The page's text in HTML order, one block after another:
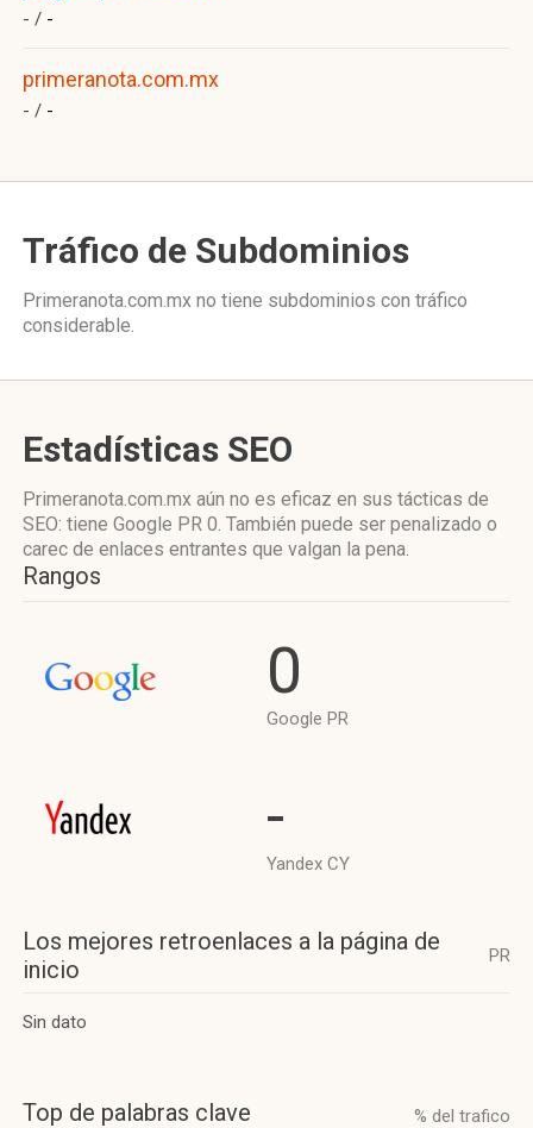
- / -
primeranota.com.mx
- / -
Tráfico de Subdominios
Primeranota.com.mx no tiene subdominios con tráfico
considerable.
Estadísticas SEO
Primeranota.com.mx aún no es eficaz en sus tácticas de
SEO: tiene Google PR 0. También puede ser penalizado o
carec de enlaces entrantes que valgan la pena.
Rangos
0
Google PR
-
Yandex CY
Los mejores retroenlaces a la página de
inicio
PR
Sin dato
Top de palabras clave % del trafico